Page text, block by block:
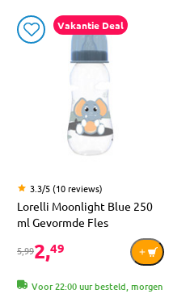
Vakantie Deal
3.3/5 (10 reviews)
Lorelli Moonlight Blue 250
ml Gevormde Fles
5,992,49
Voor 22:00 uur besteld, morgen